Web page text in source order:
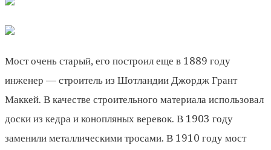
Мост очень старый, его построил еще в 1889 году
инженер — строитель из Шотландии Джордж Грант
Маккей. В качестве строительного материала использовал
доски из кедра и конопляных веревок. В 1903 году
заменили металлическими тросами. В 1910 году мост